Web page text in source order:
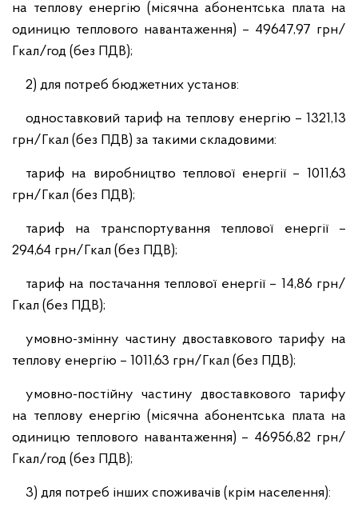
на теплову енергію (місячна абонентська плата на
одиницю теплового навантаження) – 49647,97 грн/
Гкал/год (без ПДВ);
2) для потреб бюджетних установ:
одноставковий тариф на теплову енергію – 1321,13
грн/Гкал (без ПДВ) за такими складовими:
тариф на виробництво теплової енергії – 1011,63
грн/Гкал (без ПДВ);
тариф на транспортування теплової енергії –
294,64 грн/Гкал (без ПДВ);
тариф на постачання теплової енергії – 14,86 грн/
Гкал (без ПДВ);
умовно-змінну частину двоставкового тарифу на
теплову енергію – 1011,63 грн/Гкал (без ПДВ);
умовно-постійну частину двоставкового тарифу
на теплову енергію (місячна абонентська плата на
одиницю теплового навантаження) – 46956,82 грн/
Гкал/год (без ПДВ);
3) для потреб інших споживачів (крім населення):